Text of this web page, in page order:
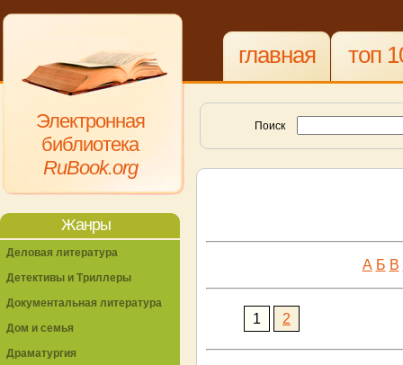
Электронная
библиотека
RuBook.org
главная топ
Поиск
А Б В
1 2
Жанры
Деловая литература
Детективы и Триллеры
Документальная литература
Дом и семья
Драматургия